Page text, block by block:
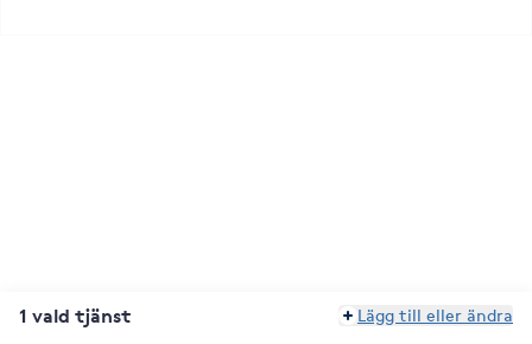
1 vald tjänst Lägg till eller ändra